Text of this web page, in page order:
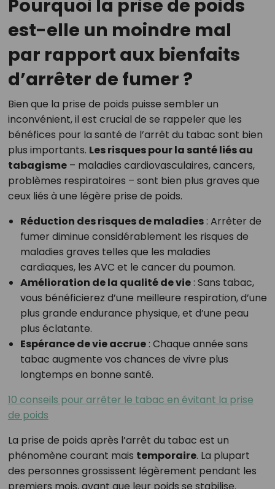
Pourquoi la prise de poids
est-elle un moindre mal
par rapport aux bienfaits
d’arrêter de fumer ?
Bien que la prise de poids puisse sembler un
inconvénient, il est crucial de se rappeler que les
bénéfices pour la santé de l’arrêt du tabac sont bien
plus importants. Les risques pour la santé liés au
tabagisme– maladies cardiovasculaires, cancers,
problèmes respiratoires – sont bien plus graves que
ceux liés à une légère prise de poids.
Réduction des risques de maladies: Arrêter de
fumer diminue considérablement les risques de
maladies graves telles que les maladies
cardiaques, les AVC et le cancer du poumon.
Amélioration de la qualité de vie: Sans tabac,
vous bénéficierez d’une meilleure respiration, d’une
plus grande endurance physique, et d’une peau
plus éclatante.
Espérance de vie accrue: Chaque année sans
tabac augmente vos chances de vivre plus
longtemps en bonne santé.
10 conseils pour arrêter le tabac en évitant la prise
de poids
La prise de poids après l’arrêt du tabac est un
phénomène courant mais temporaire. La plupart
des personnes grossissent légèrement pendant les
premiers mois, avant que leur poids se stabilise.